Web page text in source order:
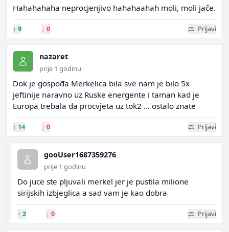
Hahahahaha neprocjenjivo hahahaahah moli, moli jače.
↑ 9 ↓ 0 Prijavi
nazaret
prije 1 godinu
Dok je gospođa Merkelica bila sve nam je bilo 5x
jeftinije naravno uz Ruske energente i taman kad je
Europa trebala da procvjeta uz tok2 ... ostalo znate
↑ 14 ↓ 0 Prijavi
gooUser1687359276
prije 1 godinu
Do juce ste pljuvali merkel jer je pustila milione
sirijskih izbjeglica a sad vam je kao dobra
↑ 2 ↓ 0 Prijavi